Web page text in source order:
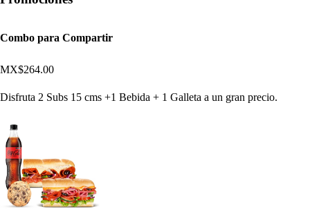
Combo para Compartir
MX$264.00
Disfruta 2 Subs 15 cms +1 Bebida + 1 Galleta a un gran precio.